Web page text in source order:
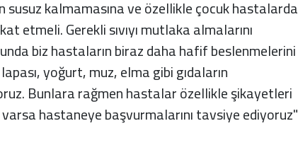
susuz kalmamasına ve özellikle çocuk hastalarda
etmeli. Gerekli sıvıyı mutlaka almalarını
biz hastaların biraz daha hafif beslenmelerini
yoğurt, muz, elma gibi gıdaların
Bunlara rağmen hastalar özellikle şikayetleri
hastaneye başvurmalarını tavsiye ediyoruz"